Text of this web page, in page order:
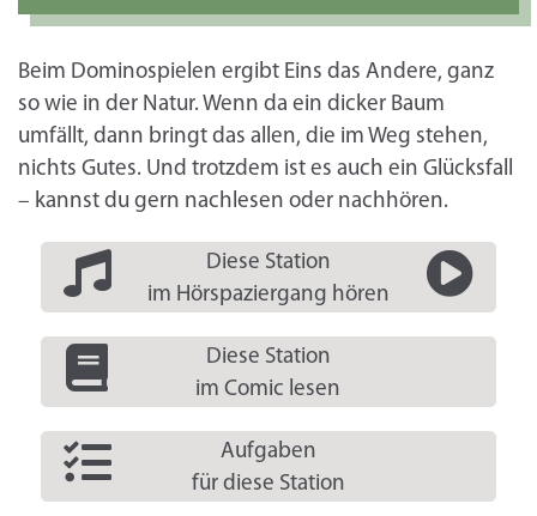
Beim Dominospielen ergibt Eins das Andere, ganz
so wie in der Natur. Wenn da ein dicker Baum
umfällt, dann bringt das allen, die im Weg stehen,
nichts Gutes. Und trotzdem ist es auch ein Glücksfall
– kannst du gern nachlesen oder nachhören.
Diese Station
im Hörspaziergang hören
Diese Station
im Comic lesen
Aufgaben
für diese Station